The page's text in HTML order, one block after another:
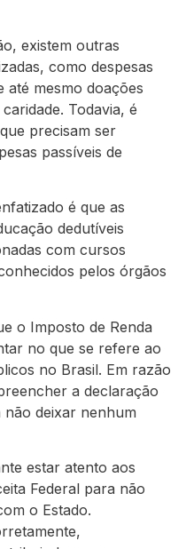
existem outras
como despesas
até mesmo doações
Todavia, é
precisam ser
passíveis de
é que as
dedutíveis
com cursos
pelos órgãos
o Imposto de Renda
no que se refere ao
no Brasil. Em razão
a declaração
deixar nenhum
estar atento aos
Federal para não
o Estado.